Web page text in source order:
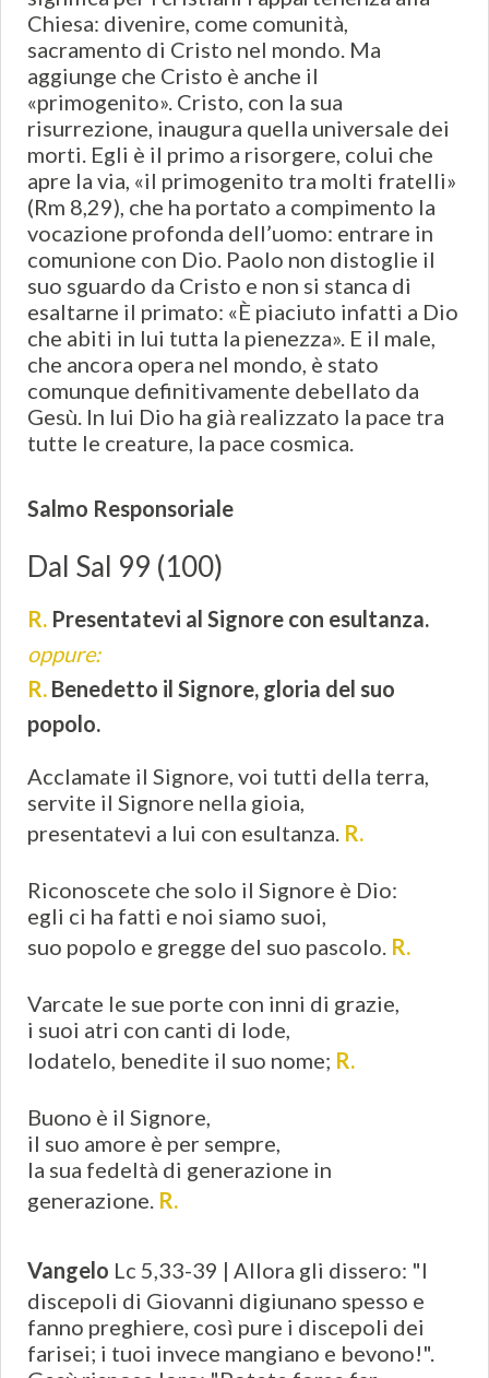
Chiesa: divenire, come comunità,
sacramento di Cristo nel mondo. Ma
aggiunge che Cristo è anche il
«primogenito». Cristo, con la sua
risurrezione, inaugura quella universale dei
morti. Egli è il primo a risorgere, colui che
apre la via, «il primogenito tra molti fratelli»
(Rm 8,29), che ha portato a compimento la
vocazione profonda dell’uomo: entrare in
comunione con Dio. Paolo non distoglie il
suo sguardo da Cristo e non si stanca di
esaltarne il primato: «È piaciuto infatti a Dio
che abiti in lui tutta la pienezza». E il male,
che ancora opera nel mondo, è stato
comunque definitivamente debellato da
Gesù. In lui Dio ha già realizzato la pace tra
tutte le creature, la pace cosmica.
Salmo Responsoriale
Dal Sal 99 (100)
R. Presentatevi al Signore con esultanza.
oppure:
R. Benedetto il Signore, gloria del suo
popolo.
Acclamate il Signore, voi tutti della terra,
servite il Signore nella gioia,
presentatevi a lui con esultanza. R.
Riconoscete che solo il Signore è Dio:
egli ci ha fatti e noi siamo suoi,
suo popolo e gregge del suo pascolo. R.
Varcate le sue porte con inni di grazie,
i suoi atri con canti di lode,
lodatelo, benedite il suo nome; R.
Buono è il Signore,
il suo amore è per sempre,
la sua fedeltà di generazione in
generazione. R.
Vangelo Lc 5,33-39 | Allora gli dissero: "I
discepoli di Giovanni digiunano spesso e
fanno preghiere, così pure i discepoli dei
farisei; i tuoi invece mangiano e bevono!".